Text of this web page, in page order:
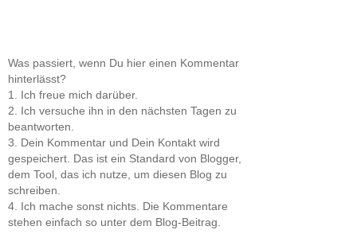
Was passiert, wenn Du hier einen Kommentar
hinterlässt?
1. Ich freue mich darüber.
2. Ich versuche ihn in den nächsten Tagen zu
beantworten.
3. Dein Kommentar und Dein Kontakt wird
gespeichert. Das ist ein Standard von Blogger,
dem Tool, das ich nutze, um diesen Blog zu
schreiben.
4. Ich mache sonst nichts. Die Kommentare
stehen einfach so unter dem Blog-Beitrag.